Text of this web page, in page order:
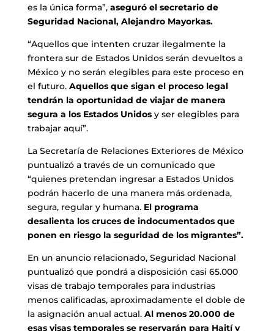
es la única forma”, aseguró el secretario de
Seguridad Nacional, Alejandro Mayorkas.
“Aquellos que intenten cruzar ilegalmente la
frontera sur de Estados Unidos serán devueltos a
México y no serán elegibles para este proceso en
el futuro. Aquellos que sigan el proceso legal
tendrán la oportunidad de viajar de manera
segura a los Estados Unidosy ser elegibles para
trabajar aquí”.
La Secretaría de Relaciones Exteriores de México
puntualizó a través de un comunicado que
“quienes pretendan ingresar a Estados Unidos
podrán hacerlo de una manera más ordenada,
segura, regular y humana. El programa
desalienta los cruces de indocumentados que
ponen en riesgo la seguridad de los migrantes”.
En un anuncio relacionado, Seguridad Nacional
puntualizó que pondrá a disposición casi 65.000
visas de trabajo temporales para industrias
menos calificadas, aproximadamente el doble de
la asignación anual actual. Al menos 20.000 de
esas visas temporales se reservarán para Haití y